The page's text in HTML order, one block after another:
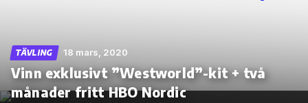
Skip
the
TÄVLING 18 mars, 2020
Vinn exklusivt ”Westworld”-kit + två
månader fritt HBO Nordic